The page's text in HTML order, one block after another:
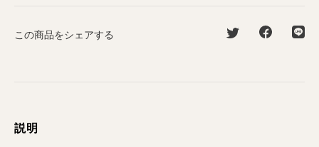
この商品をシェアする
説明